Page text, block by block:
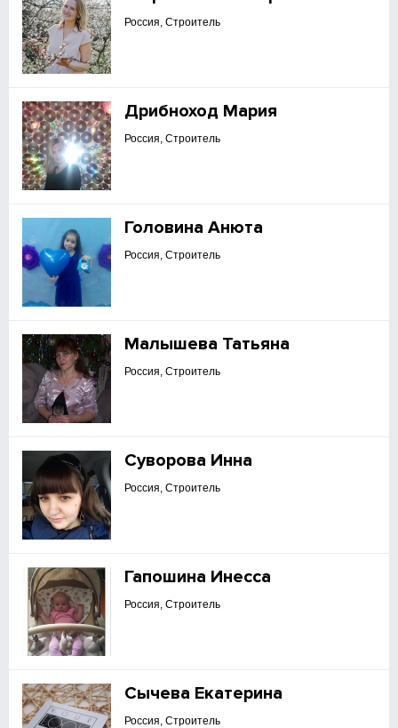
Россия, Строитель
Дрибноход Мария
Россия, Строитель
Головина Анюта
Россия, Строитель
Малышева Татьяна
Россия, Строитель
Суворова Инна
Россия, Строитель
Гапошина Инесса
Россия, Строитель
Сычева Екатерина
Россия, Строитель